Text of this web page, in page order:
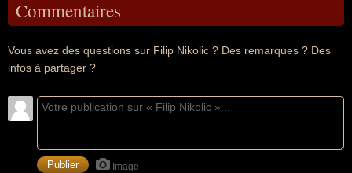
Commentaires
Vous avez des questions sur Filip Nikolic ? Des remarques ? Des
infos à partager ?
Image